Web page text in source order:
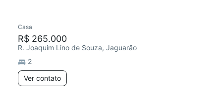
Casa
R$ 265.000
R. Joaquim Lino de Souza, Jaguarão
2
Ver contato